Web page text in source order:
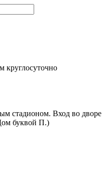
круглосуточно
стадионом. Вход во дворе
буквой П.)